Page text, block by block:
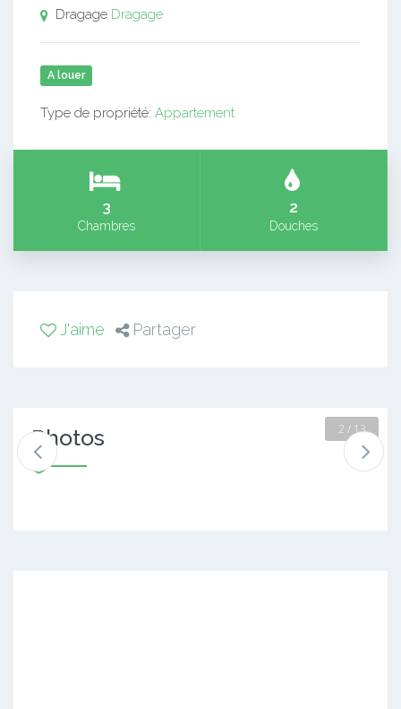
Dragage Dragage
A louer
Type de propriété: Appartement
3
Chambres
2
Douches
J'aime Partager
Photos 3 / 13